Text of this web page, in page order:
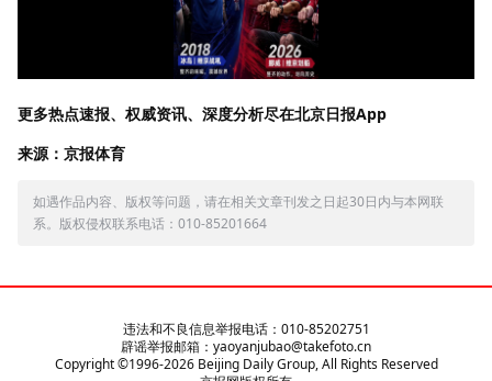
更多热点速报、权威资讯、深度分析尽在北京日报App
来源：京报体育
如遇作品内容、版权等问题，请在相关文章刊发之日起30日内与本网联
系。版权侵权联系电话：010-85201664
违法和不良信息举报电话：010-85202751
辟谣举报邮箱：yaoyanjubao@takefoto.cn
Copyright ©1996-2026Beijing Daily Group, All Rights Reserved